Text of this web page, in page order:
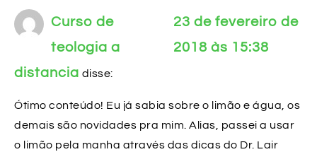
Curso de
teologia a
distancia disse:
23 de fevereiro de
2018 às 15:38
Ótimo conteúdo! Eu já sabia sobre o limão e água, os
demais são novidades pra mim. Alias, passei a usar
o limão pela manha através das dicas do Dr. Lair